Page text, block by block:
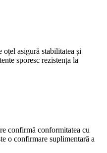
asigură stabilitatea și
sporesc rezistența la
confirmă conformitatea cu
o confirmare suplimentară a